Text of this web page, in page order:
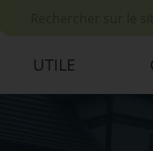
UTILE